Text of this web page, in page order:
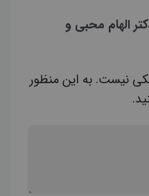
الهام محبی و
نیست. به این منظور